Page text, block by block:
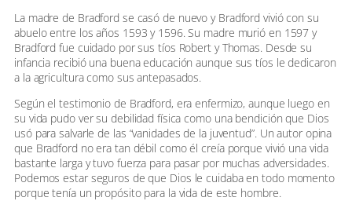
La madre de Bradford se casó de nuevo y Bradford vivió con su
abuelo entre los años 1593 y 1596. Su madre murió en 1597 y
Bradford fue cuidado por sus tíos Robert y Thomas. Desde su
infancia recibió una buena educación aunque sus tíos le dedicaron
a la agricultura como sus antepasados.
Según el testimonio de Bradford, era enfermizo, aunque luego en
su vida pudo ver su debilidad física como una bendición que Dios
usó para salvarle de las “vanidades de la juventud”. Un autor opina
que Bradford no era tan débil como él creía porque vivió una vida
bastante larga y tuvo fuerza para pasar por muchas adversidades.
Podemos estar seguros de que Dios le cuidaba en todo momento
porque tenía un propósito para la vida de este hombre.